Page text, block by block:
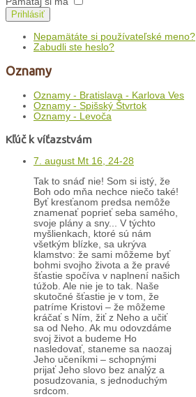
Prihlásiť
Nepamätáte si používateľské meno?
Zabudli ste heslo?
Oznamy
Oznamy - Bratislava - Karlova Ves
Oznamy - Spišský Štvrtok
Oznamy - Levoča
Kľúč k víťazstvám
7. august Mt 16, 24-28
Tak to snáď nie! Som si istý, že
Boh odo mňa nechce niečo také!
Byť kresťanom predsa nemôže
znamenať poprieť seba samého,
svoje plány a sny... V týchto
myšlienkach, ktoré sú nám
všetkým blízke, sa ukrýva
klamstvo: že sami môžeme byť
bohmi svojho života a že pravé
šťastie spočíva v naplnení našich
túžob. Ale nie je to tak. Naše
skutočné šťastie je v tom, že
patríme Kristovi – že môžeme
kráčať s Ním, žiť z Neho a učiť
sa od Neho. Ak mu odovzdáme
svoj život a budeme Ho
nasledovať, staneme sa naozaj
Jeho učeníkmi – schopnými
prijať Jeho slovo bez analýz a
posudzovania, s jednoduchým
srdcom.